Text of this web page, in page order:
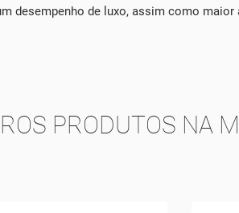
desempenho de luxo, assim como
PRODUTOS NA